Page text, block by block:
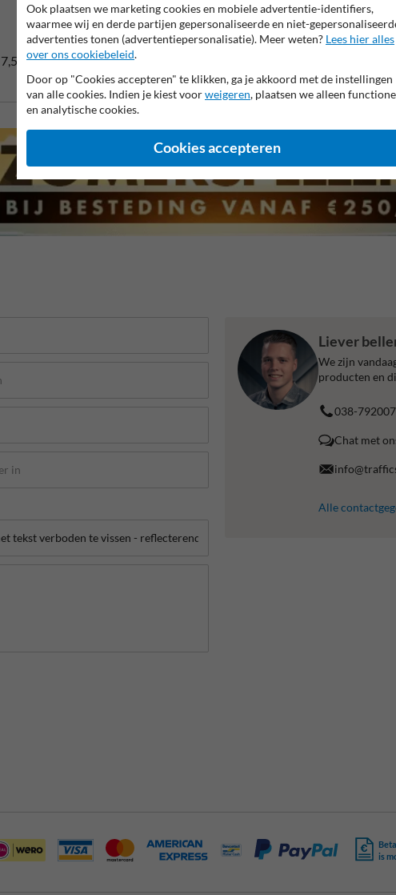
7,5 jaar garantie op reflecterende folie
Liever
We zijn
producten en
038-
Chat met
Alle
is
Ook plaatsen we marketing cookies en mobiele advertentie-identifiers,
waarmee wij en derde partijen gepersonaliseerde en niet-
advertenties tonen (advertentiepersonalisatie). Meer weten? Lees hier alles
over ons cookiebeleid.
Door op "Cookies accepteren" te klikken, ga je akkoord met de instellingen
van alle cookies. Indien je kiest voorweigeren, plaatsen we alleen
en analytische cookies.
Cookies accepteren